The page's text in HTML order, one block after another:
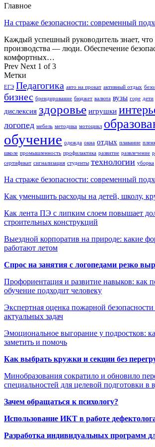
Главное
На страже безопасности: современный
Каждый успешный руководитель знает,
производства — люди. Обеспечение
комфортных…
Prev Next 1 of 3
Метки
ЕГЭ Педагогика авто на прокат активный отдых
бизнес брендирование бюджет валюта вузы горе дети
дислексия здоровье игрушки
логопед мебель методика мотоцикл
обучение одежда окна отдых плавание
школе промышленность профилактика развитие развлечение
сертификат сигнализация студенты технологии уборка
На страже безопасности: современный
Как уменьшить расходы на детей, школу,
Как лента ПЭ с липким слоем повышает
строительных конструкций
Выездной корпоратив на природе: какие
работают летом
Спрос на занятия с логопедами резко
Профориентация и развитие навыков: как
обучение подходит человеку
Экспертная оценка пожарной
актуальных задач
Эмоциональное выгорание у подростков:
заметить и помочь
Как выбрать кружки и секции без
Минобразования сократило и обновило
специальностей для целевой подготовки в
Зачем обращаться к психологу?
Использование ИКТ в работе
Разработка индивидуальных программ